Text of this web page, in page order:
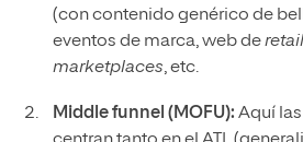
(con contenido genérico de
eventos de marca, web de
marketplaces, etc.
Middle funnel (MOFU): Aquí